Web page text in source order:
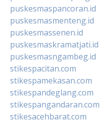
puskesmaspancoran.id
puskesmasmenteng.id
puskesmassenen.id
puskesmaskramatjati.id
puskesmasngambeg.id
stikespacitan.com
stikespamekasan.com
stikespandeglang.com
stikespangandaran.com
stikesacehbarat.com